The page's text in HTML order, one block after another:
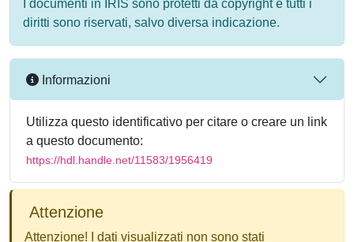
I documenti in IRIS sono protetti da copyright e tutti i
diritti sono riservati, salvo diversa indicazione.
Informazioni
Utilizza questo identificativo per citare o creare un link
a questo documento:
https://hdl.handle.net/11583/1956419
Attenzione
Attenzione! I dati visualizzati non sono stati